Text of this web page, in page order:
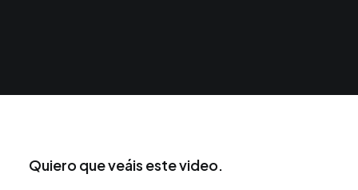
Quiero que veáis este video.